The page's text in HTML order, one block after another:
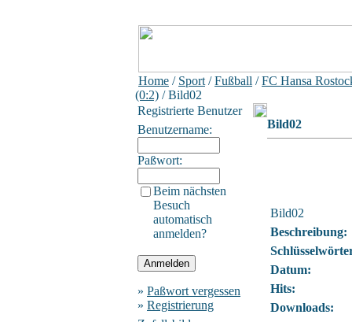
Home / Sport /Fußball /FC Hansa
(0:2) / Bild02
Registrierte Benutzer
Benutzername:
Paßwort:
Beim nächsten
Besuch
automatisch
anmelden?
» Paßwort vergessen
» Registrierung
Bild02
Bild02
Beschreibung:
Datum:
Hits:
Downloads: